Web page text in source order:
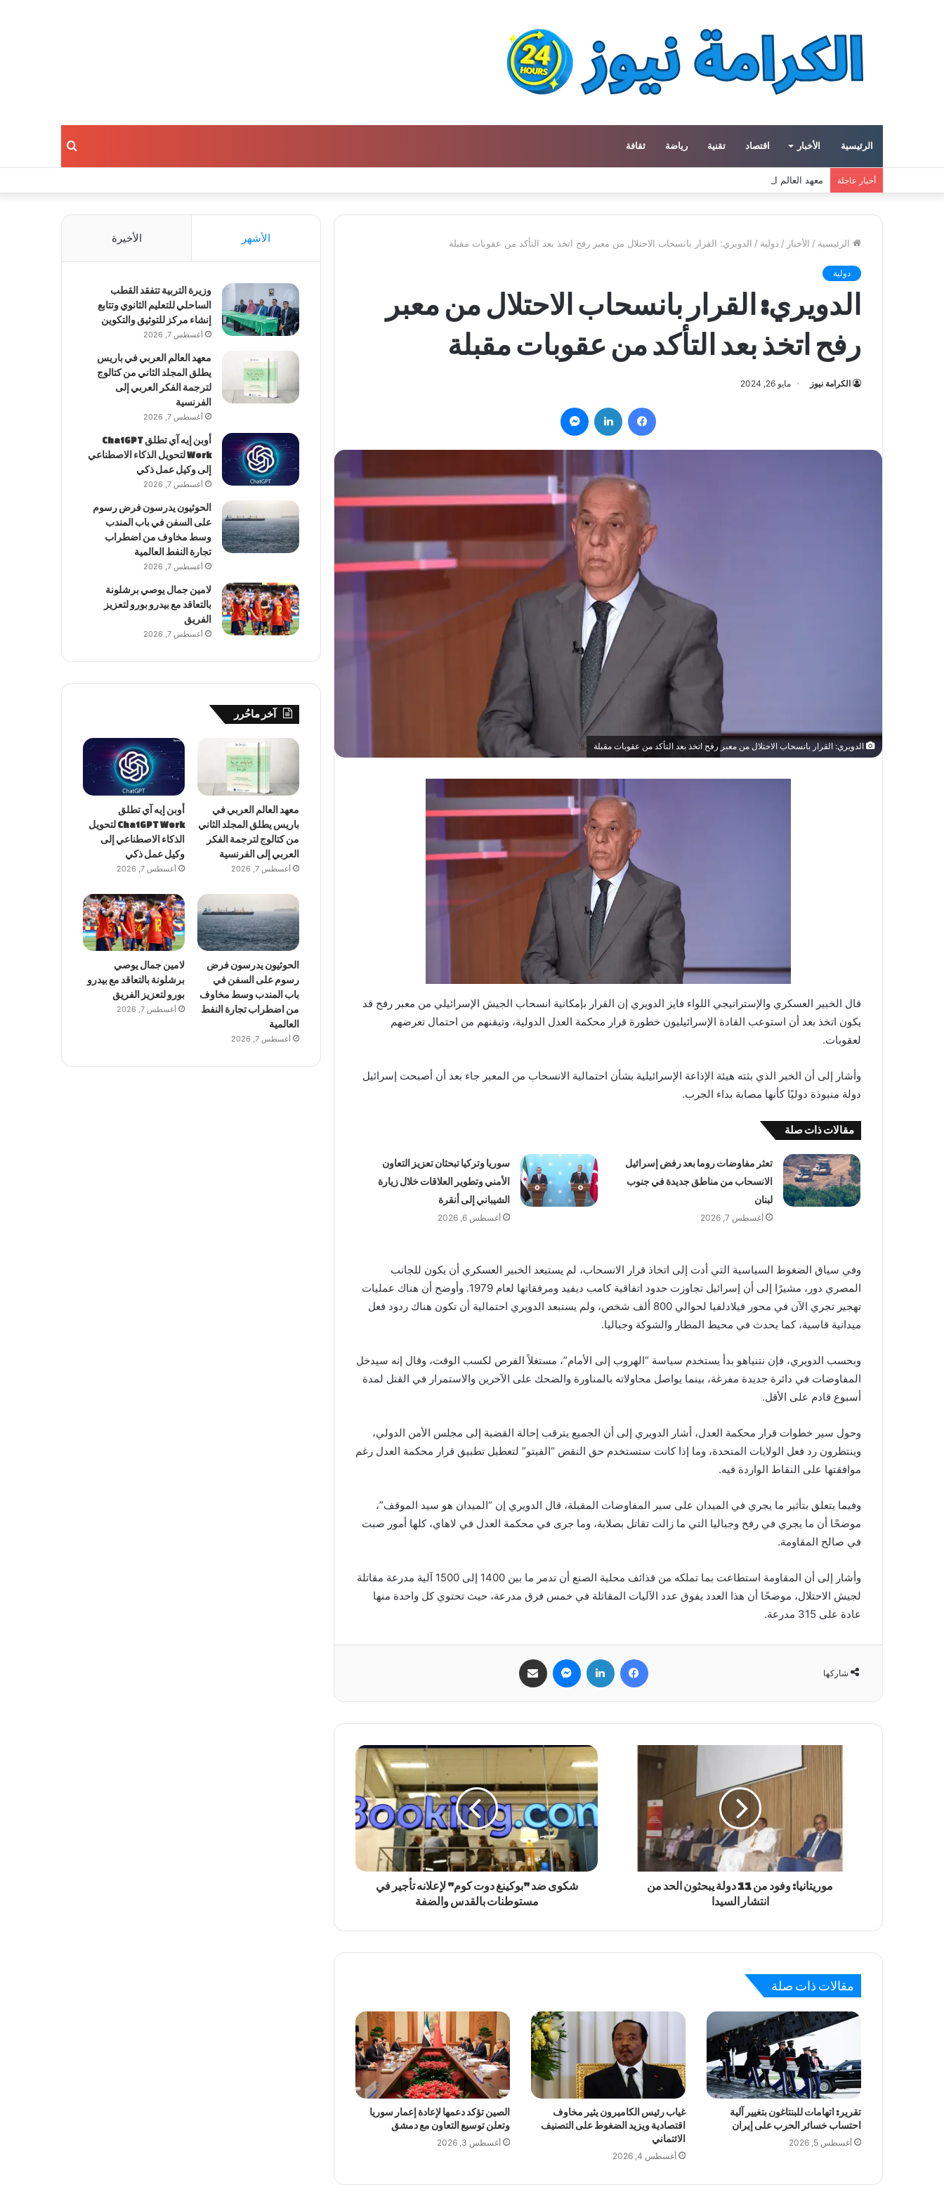
الرئيسية الأخبار اقتصاد تقنية رياضة ثقافة بحث
أخبار عاجلة معهد العالم العربي في باريس يطلق المجلد الثاني من كتالوج لترجمة الفكر العربي إلى الفرنسية
الرئيسية / الأخبار / دولية / الدويري: القرار بانسحاب الاحتلال من معبر رفح اتخذ بعد التأكد من عقوبات مقبلة
دولية
الدويري: القرار بانسحاب الاحتلال من معبر
رفح اتخذ بعد التأكد من عقوبات مقبلة
الكرامة نيوز مايو 26, 2024
فيسبوك لينكدإن
الدويري: القرار بانسحاب الاحتلال من معبر رفح اتخذ بعد التأكد من عقوبات مقبلة
قال الخبير العسكري والإستراتيجي اللواء فايز الدويري إن القرار بإمكانية انسحاب الجيش الإسرائيلي من معبر رفح قد
يكون اتخذ بعد أن استوعب القادة الإسرائيليون خطورة قرار محكمة العدل الدولية، وتيقنهم من احتمال تعرضهم
لعقوبات.
وأشار إلى أن الخبر الذي بثته هيئة الإذاعة الإسرائيلية بشأن احتمالية الانسحاب من المعبر جاء بعد أن أصبحت إسرائيل
دولة منبوذة دوليًا كأنها مصابة بداء الجرب.
مقالات ذات صلة
تعثر مفاوضات روما بعد رفض إسرائيل
الانسحاب من مناطق جديدة في جنوب
لبنان
أغسطس 7, 2026
سوريا وتركيا تبحثان تعزيز التعاون
الأمني وتطوير العلاقات خلال زيارة
الشيباني إلى أنقرة
أغسطس 6, 2026
وفي سياق الضغوط السياسية التي أدت إلى اتخاذ قرار الانسحاب، لم يستبعد الخبير العسكري أن يكون للجانب
المصري دور، مشيرًا إلى أن إسرائيل تجاوزت حدود اتفاقية كامب ديفيد ومرفقاتها لعام 1979. وأوضح أن هناك عمليات
تهجير تجري الآن في محور فيلادلفيا لحوالي 800 ألف شخص، ولم يستبعد الدويري احتمالية أن تكون هناك ردود فعل
ميدانية قاسية، كما يحدث في محيط المطار والشوكة وجباليا.
وبحسب الدويري، فإن نتنياهو بدأ يستخدم سياسة “الهروب إلى الأمام”، مستغلاً الفرص لكسب الوقت، وقال إنه سيدخل
المفاوضات في دائرة جديدة مفرغة، بينما يواصل محاولاته بالمناورة والضحك على الآخرين والاستمرار في القتل لمدة
أسبوع قادم على الأقل.
وحول سير خطوات قرار محكمة العدل، أشار الدويري إلى أن الجميع يترقب إحالة القضية إلى مجلس الأمن الدولي،
وينتظرون رد فعل الولايات المتحدة، وما إذا كانت ستستخدم حق النقض “الفيتو” لتعطيل تطبيق قرار محكمة العدل رغم
موافقتها على النقاط الواردة فيه.
وفيما يتعلق بتأثير ما يجري في الميدان على سير المفاوضات المقبلة، قال الدويري إن “الميدان هو سيد الموقف”،
موضحًا أن ما يجري في رفح وجباليا التي ما زالت تقاتل بصلابة، وما جرى في محكمة العدل في لاهاي، كلها أمور صبت
في صالح المقاومة.
وأشار إلى أن المقاومة استطاعت بما تملكه من قذائف محلية الصنع أن تدمر ما بين 1400 إلى 1500 آلية مدرعة مقاتلة
لجيش الاحتلال، موضحًا أن هذا العدد يفوق عدد الآليات المقاتلة في خمس فرق مدرعة، حيث تحتوي كل واحدة منها
عادة على 315 مدرعة.
شاركها
فيسبوك لينكدإن ماسنجر
موريتانيا: وفود من 11 دولة يبحثون الحد من
انتشار السيدا
شكوى ضد "بوكينغ دوت كوم" لإعلانه تأجير في
مستوطنات بالقدس والضفة
مقالات ذات صلة
تقرير: اتهامات للبنتاغون بتغيير آلية
احتساب خسائر الحرب على إيران
أغسطس 5, 2026
غياب رئيس الكاميرون يثير مخاوف
اقتصادية ويزيد الضغوط على التصنيف
الائتماني
أغسطس 4, 2026
الصين تؤكد دعمها لإعادة إعمار سوريا
وتعلن توسيع التعاون مع دمشق
أغسطس 3, 2026
الأشهر الأخيرة
وزيرة التربية تتفقد القطب
الساحلي للتعليم الثانوي وتتابع
إنشاء مركز للتوثيق والتكوين
أغسطس 7, 2026
معهد العالم العربي في باريس
يطلق المجلد الثاني من كتالوج
لترجمة الفكر العربي إلى
الفرنسية
أغسطس 7, 2026
أوبن إيه آي تطلق ChatGPT
Work لتحويل الذكاء الاصطناعي
إلى وكيل عمل ذكي
أغسطس 7, 2026
الحوثيون يدرسون فرض رسوم
على السفن في باب المندب
وسط مخاوف من اضطراب
تجارة النفط العالمية
أغسطس 7, 2026
لامين جمال يوصي برشلونة
بالتعاقد مع بيدرو بورو لتعزيز
الفريق
أغسطس 7, 2026
آخر ماحُرر
معهد العالم العربي في
باريس يطلق المجلد الثاني
من كتالوج لترجمة الفكر
العربي إلى الفرنسية
أغسطس 7, 2026
أوبن إيه آي تطلق
ChatGPT Work لتحويل
الذكاء الاصطناعي إلى
وكيل عمل ذكي
أغسطس 7, 2026
الحوثيون يدرسون فرض
رسوم على السفن في
باب المندب وسط مخاوف
من اضطراب تجارة النفط
العالمية
أغسطس 7, 2026
لامين جمال يوصي
برشلونة بالتعاقد مع بيدرو
بورو لتعزيز الفريق
أغسطس 7, 2026